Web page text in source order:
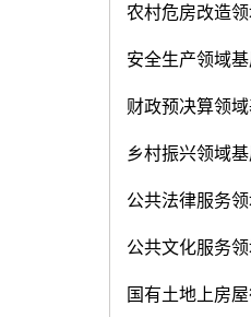
农村危房改造
安全生产领域
财政预决算领
乡村振兴领域
公共法律服务
公共文化服务
国有土地上房